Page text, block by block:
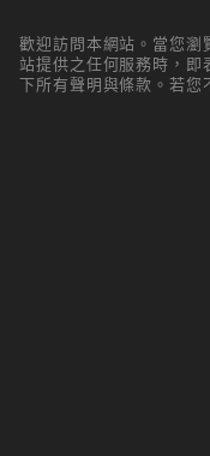
歡迎訪問本網站。當您瀏
站提供之任何服務時，即
下所有聲明與條款。若您